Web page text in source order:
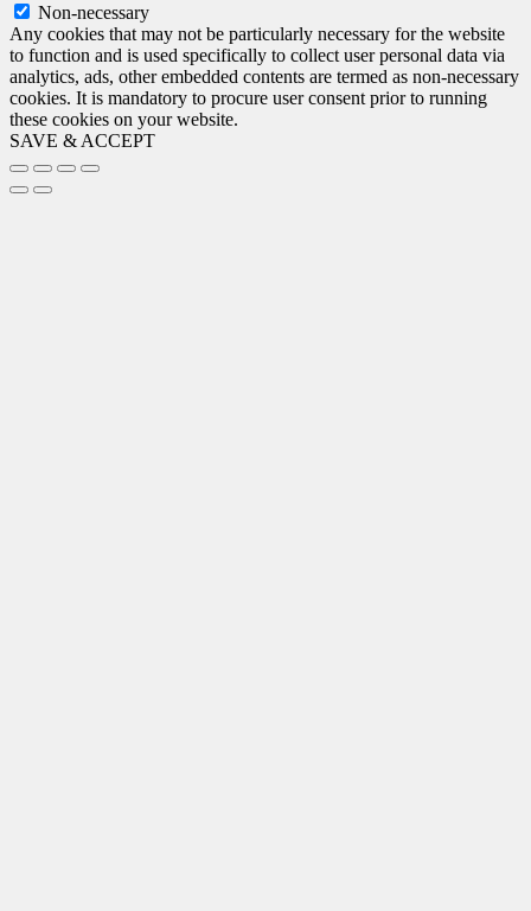
Non-necessary
Any cookies that may not be particularly necessary for the website
to function and is used specifically to collect user personal data via
analytics, ads, other embedded contents are termed as non-necessary
cookies. It is mandatory to procure user consent prior to running
these cookies on your website.
SAVE & ACCEPT